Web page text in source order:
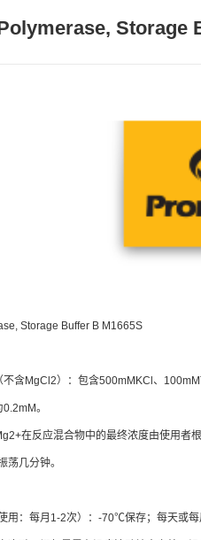
Storage
Storage Buffer B M1665S
不含MgCl2）：包含500mMKCl、
。
在反应混合物中的最终浓度由使用者
荡几分钟。
用：每月1-2次）：-70℃保存；每天或